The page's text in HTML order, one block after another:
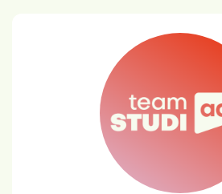
Lara Wensing
IST HS für
Sportbusiness
Einzel, Mixed
12. Platz Mixed